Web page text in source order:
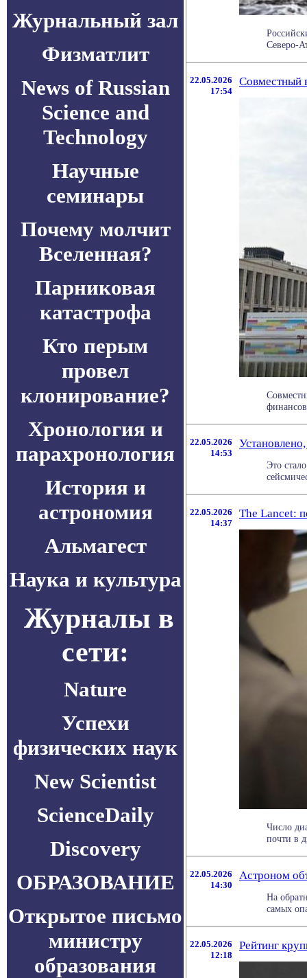
Журнальный зал
Физматлит
News of Russian
Science and
Technology
Научные
семинары
Почему молчит
Вселенная?
Парниковая
катастрофа
Кто перым
провел
клонирование?
Хронология и
парахронология
История и
астрономия
Альмагест
Наука и культура
Журналы в
сети:
Nature
Успехи
физических наук
New Scientist
ScienceDaily
Discovery
ОБРАЗОВАНИЕ
Открытое письмо
министру
образования
Северо-
22.05.2026
17:54
Совместный
22.05.2026
14:53
Это
22.05.2026
14:37
The Lancet:
Число
почти в
22.05.2026
14:30
Астроном
На
самых
22.05.2026
12:18
Рейтинг